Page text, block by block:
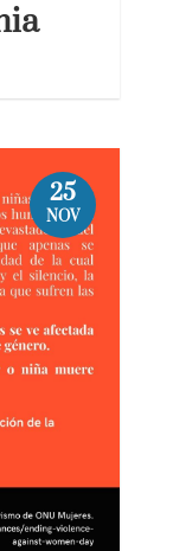
25
NOV